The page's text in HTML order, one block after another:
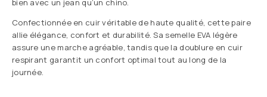
bien avec un jean qu’un chino.
Confectionnée en cuir véritable de haute qualité, cette paire
allie élégance, confort et durabilité. Sa semelle EVA légère
assure une marche agréable, tandis que la doublure en cuir
respirant garantit un confort optimal tout au long de la
journée.